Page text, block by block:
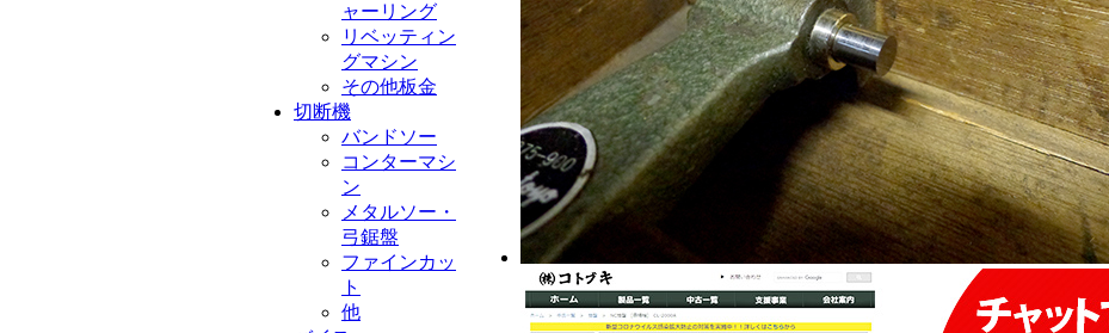
ャーリング
リベッティン
グマシン
その他板金
切断機
バンドソー
コンターマシ
ン
メタルソー・
弓鋸盤
ファインカッ
ト
他